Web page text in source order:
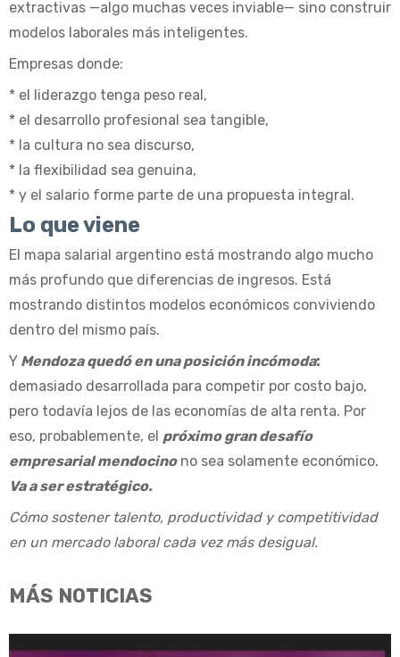
extractivas —algo muchas veces inviable— sino construir
modelos laborales más inteligentes.
Empresas donde:
* el liderazgo tenga peso real,
* el desarrollo profesional sea tangible,
* la cultura no sea discurso,
* la flexibilidad sea genuina,
* y el salario forme parte de una propuesta integral.
Lo que viene
El mapa salarial argentino está mostrando algo mucho
más profundo que diferencias de ingresos. Está
mostrando distintos modelos económicos conviviendo
dentro del mismo país.
Y Mendoza quedó en una posición incómoda:
demasiado desarrollada para competir por costo bajo,
pero todavía lejos de las economías de alta renta. Por
eso, probablemente, el próximo gran desafío
empresarial mendocino no sea solamente económico.
Va a ser estratégico.
Cómo sostener talento, productividad y competitividad
en un mercado laboral cada vez más desigual.
MÁS NOTICIAS